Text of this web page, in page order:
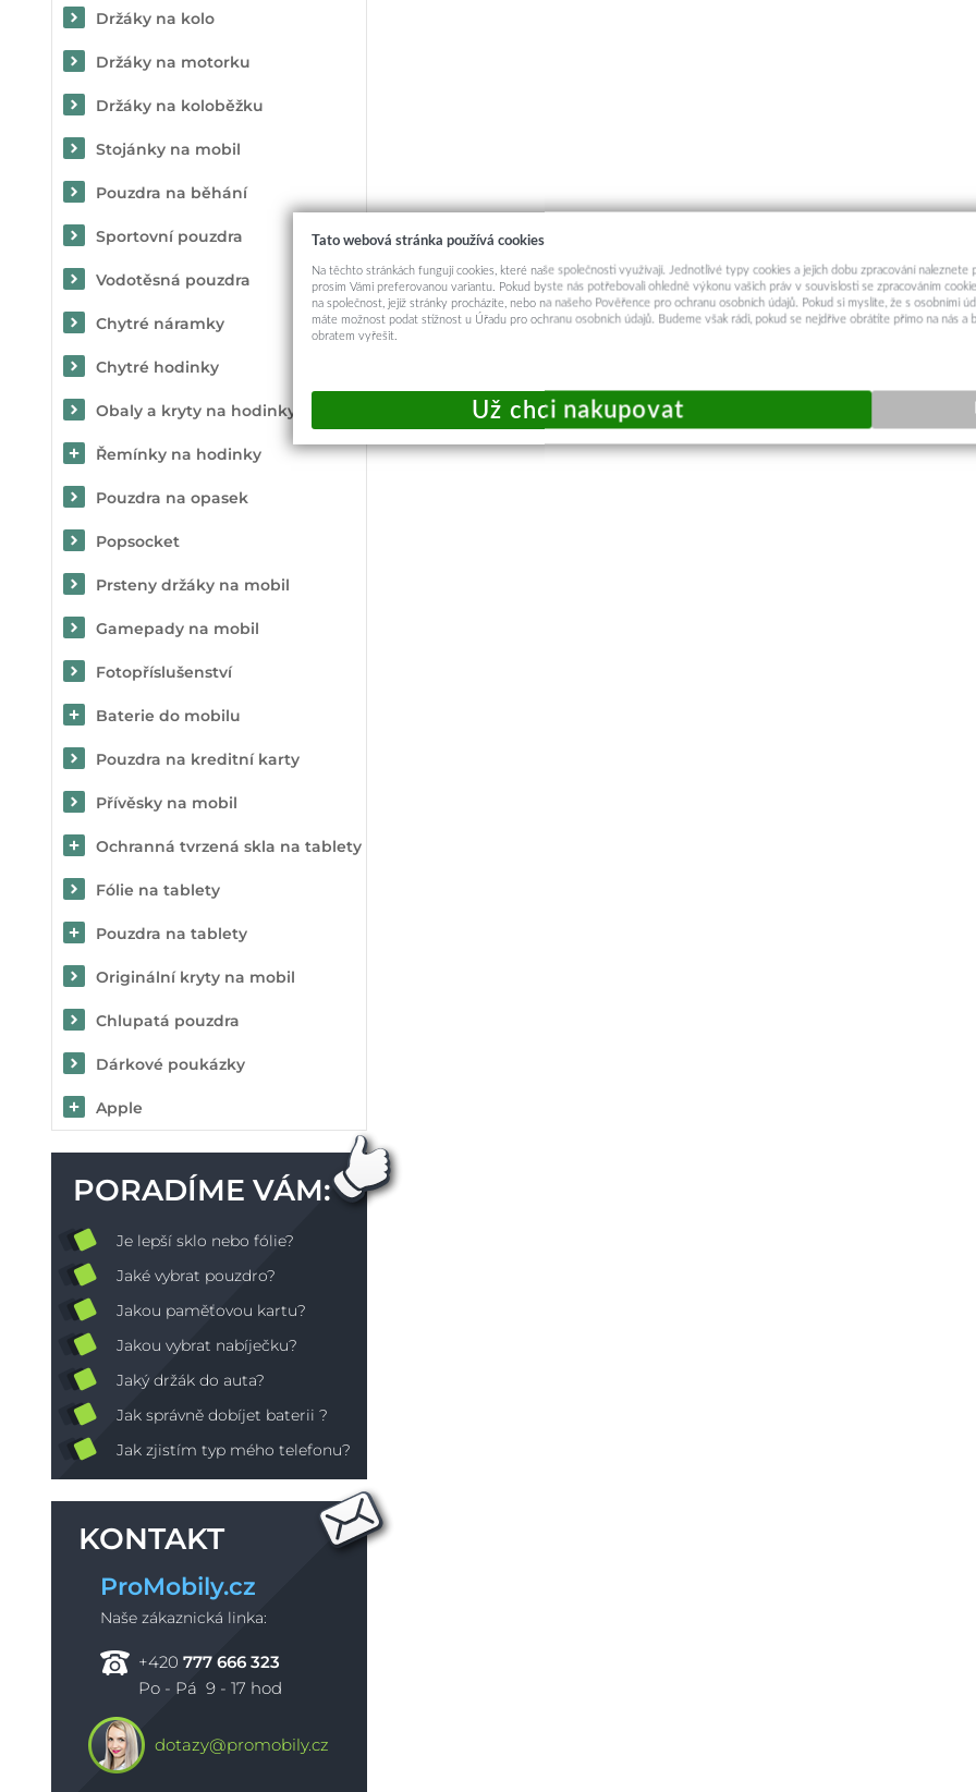
Držáky na kolo
Držáky na motorku
Držáky na koloběžku
Stojánky na mobil
Pouzdra na běhání
Sportovní pouzdra
Vodotěsná pouzdra
Chytré náramky
Chytré hodinky
Obaly a kryty na hodinky
Řemínky na hodinky
Pouzdra na opasek
Popsocket
Prsteny držáky na mobil
Gamepady na mobil
Fotopříslušenství
Baterie do mobilu
Pouzdra na kreditní karty
Přívěsky na mobil
Ochranná tvrzená skla na tablety
Fólie na tablety
Pouzdra na tablety
Originální kryty na mobil
Chlupatá pouzdra
Dárkové poukázky
Apple
PORADÍME VÁM:
Je lepší sklo nebo fólie?
Jaké vybrat pouzdro?
Jakou paměťovou kartu?
Jakou vybrat nabíječku?
Jaký držák do auta?
Jak správně dobíjet baterii ?
Jak zjistím typ mého telefonu?
KONTAKT
ProMobily.cz
Naše zákaznická linka:
+420 777 666 323
Po - Pá 9 - 17 hod
dotazy@promobily.cz
Tato webová stránka používá cookies
Na těchto stránkách fungují cookies, které naše společnosti využívají. Jednotlivé typy cookies a jejich dobu zpracování naleznete
prosím Vámi preferovanou variantu. Pokud byste nás potřebovali ohledně výkonu vašich práv v souvislosti se zpracováním
na společnost, jejíž stránky procházíte, nebo na našeho Pověřence pro ochranu osobních údajů. Pokud si myslíte, že s osobními
máte možnost podat stížnost u Úřadu pro ochranu osobních údajů. Budeme však rádi, pokud se nejdříve obrátíte přímo na nás a
obratem vyřešit.